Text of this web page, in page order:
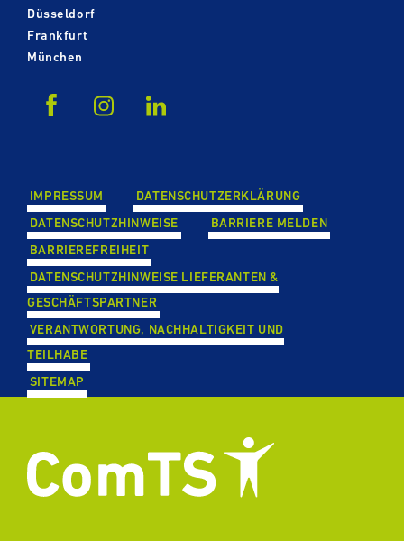
Düsseldorf
Frankfurt
München
IMPRESSUM
DATEN­SCHUTZ­ER­KLÄ­RUNG
DATEN­SCHUTZ­HIN­WEISE
BARRIERE MELDEN
BAR­RIE­RE­FREI­HEIT
DATEN­SCHUTZ­HIN­WEISE LIE­FE­RAN­TEN &
GESCHÄFTS­PART­NER
VER­ANT­WOR­TUNG, NACH­HAL­TIG­KEIT UND
TEILHABE
SITEMAP